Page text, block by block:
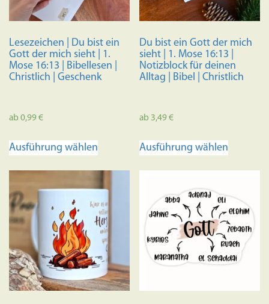
Lesezeichen | Du bist ein
Gott der mich sieht | 1.
Mose 16:13 | Bibellesen |
Christlich | Geschenk
ab 0,99€
Ausführung wählen
auf.
Die
Optionen
können
auf
der
Du bist ein Gott der mich
sieht | 1. Mose 16:13 |
Notizblock für deinen
Alltag | Bibel | Christlich
ab 3,49€
Ausführung wählen
auf.
Die
können